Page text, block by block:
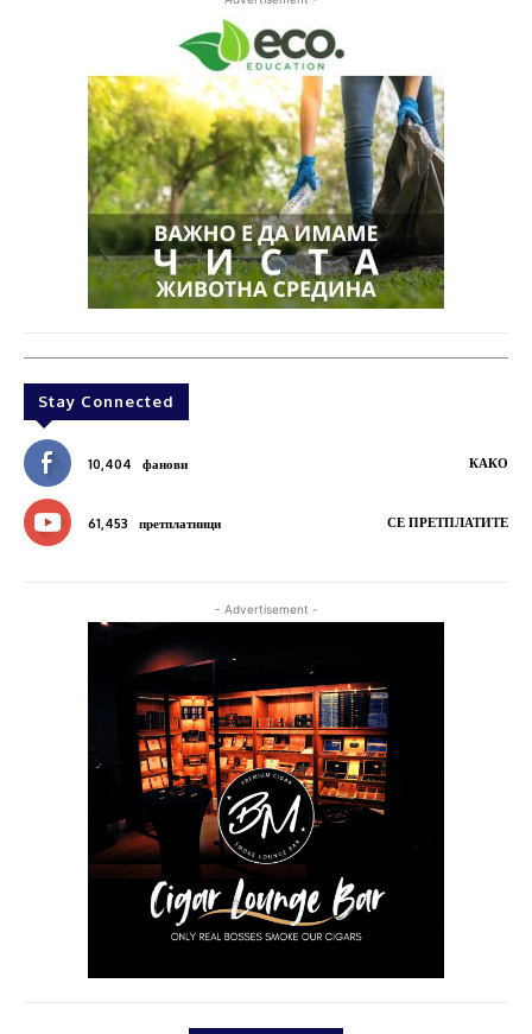
Stay Connected
10,404 фанови КАКО
61,453 претплатници СЕ ПРЕТПЛАТИТЕ
- Advertisement -